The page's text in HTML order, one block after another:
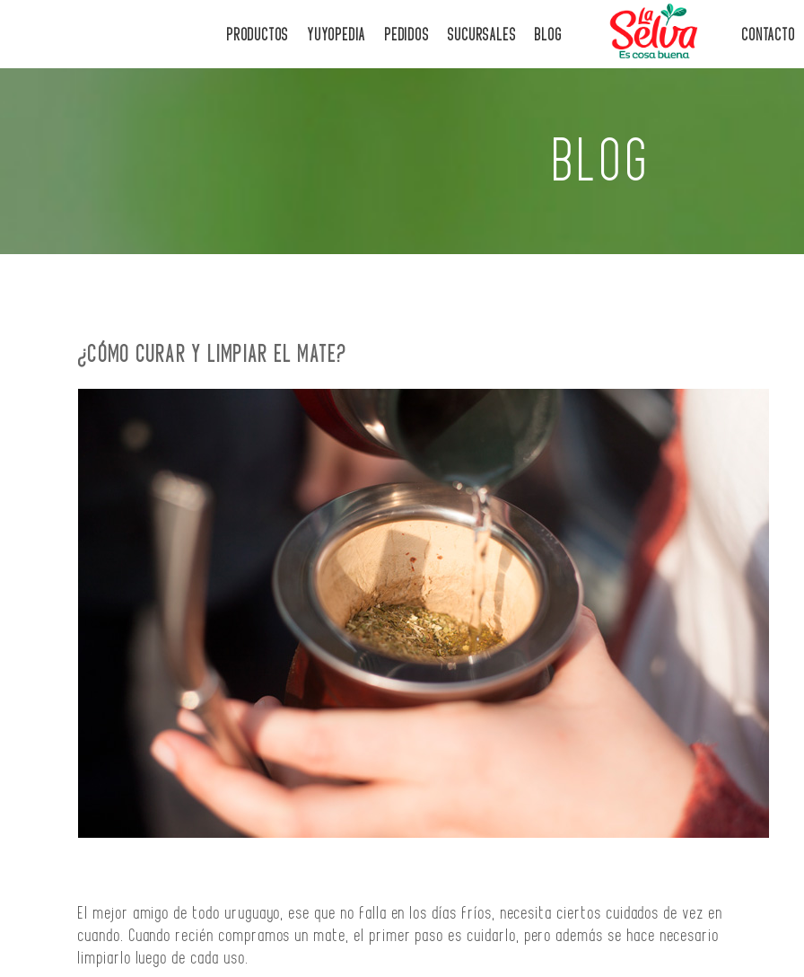
PRODUCTOS YUYOPEDIA PEDIDOS SUCURSALES BLOG CONTACTO
BLOG
¿CÓMO CURAR Y LIMPIAR EL MATE?
El mejor amigo de todo uruguayo, ese que no falla en los días fríos, necesita ciertos cuidados de vez en
cuando. Cuando recién compramos un mate, el primer paso es cuidarlo, pero además se hace necesario
limpiarlo luego de cada uso.